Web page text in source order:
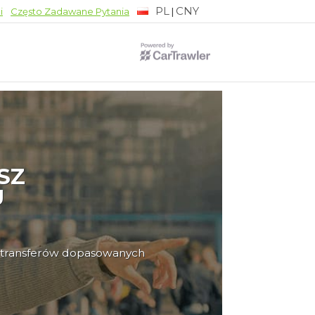
Często Zadawane Pytania PL| CNY
dopasowanych